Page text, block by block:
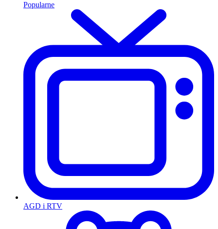
Popularne
AGD i RTV